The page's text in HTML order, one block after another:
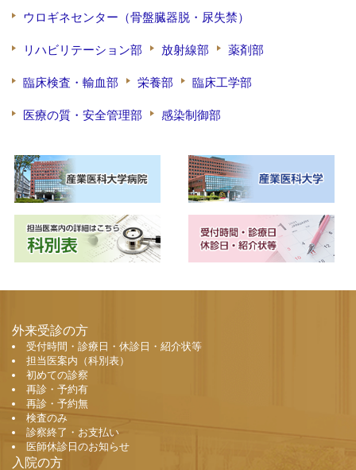
ウロギネセンター（骨盤臓器脱・尿失禁）
リハビリテーション部 放射線部 薬剤部
臨床検査・輸血部 栄養部 臨床工学部
医療の質・安全管理部 感染制御部
外来受診の方
受付時間・診療日・休診日・紹介状等
担当医案内（科別表）
初めての診察
再診・予約有
再診・予約無
検査のみ
診察終了・お支払い
医師休診日のお知らせ
入院の方